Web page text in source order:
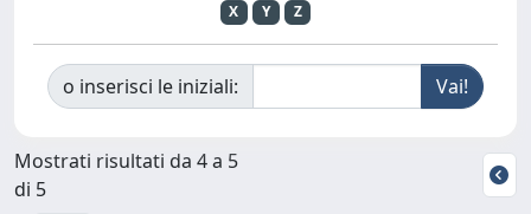
X
Y Z
o inserisci le iniziali:
Mostrati risultati da 4 a 5
di 5